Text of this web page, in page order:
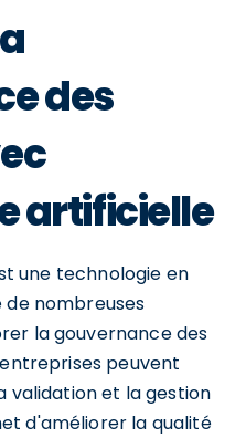
des
artificielle
une technologie en
de nombreuses
la gouvernance des
peuvent
validation et la gestion
d'améliorer la qualité